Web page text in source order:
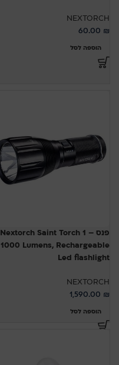
NEXTORCH
60.00 ₪
הוספה לסל
פנס – Nextorch Saint Torch 1
1000 Lumens, Rechargeable
Led flashlight
NEXTORCH
1,590.00 ₪
הוספה לסל